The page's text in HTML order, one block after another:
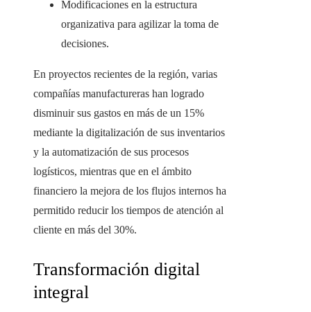
Modificaciones en la estructura
organizativa para agilizar la toma de
decisiones.
En proyectos recientes de la región, varias
compañías manufactureras han logrado
disminuir sus gastos en más de un 15%
mediante la digitalización de sus inventarios
y la automatización de sus procesos
logísticos, mientras que en el ámbito
financiero la mejora de los flujos internos ha
permitido reducir los tiempos de atención al
cliente en más del 30%.
Transformación digital
integral